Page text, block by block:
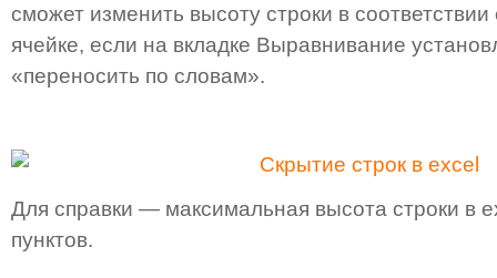
сможет изменить высоту строки в
ячейке, если на вкладке Выравнивание
«переносить по словам».
Для справки — максимальная высота строки в
пунктов.